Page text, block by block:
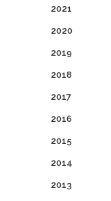
2021
2020
2019
2018
2017
2016
2015
2014
2013